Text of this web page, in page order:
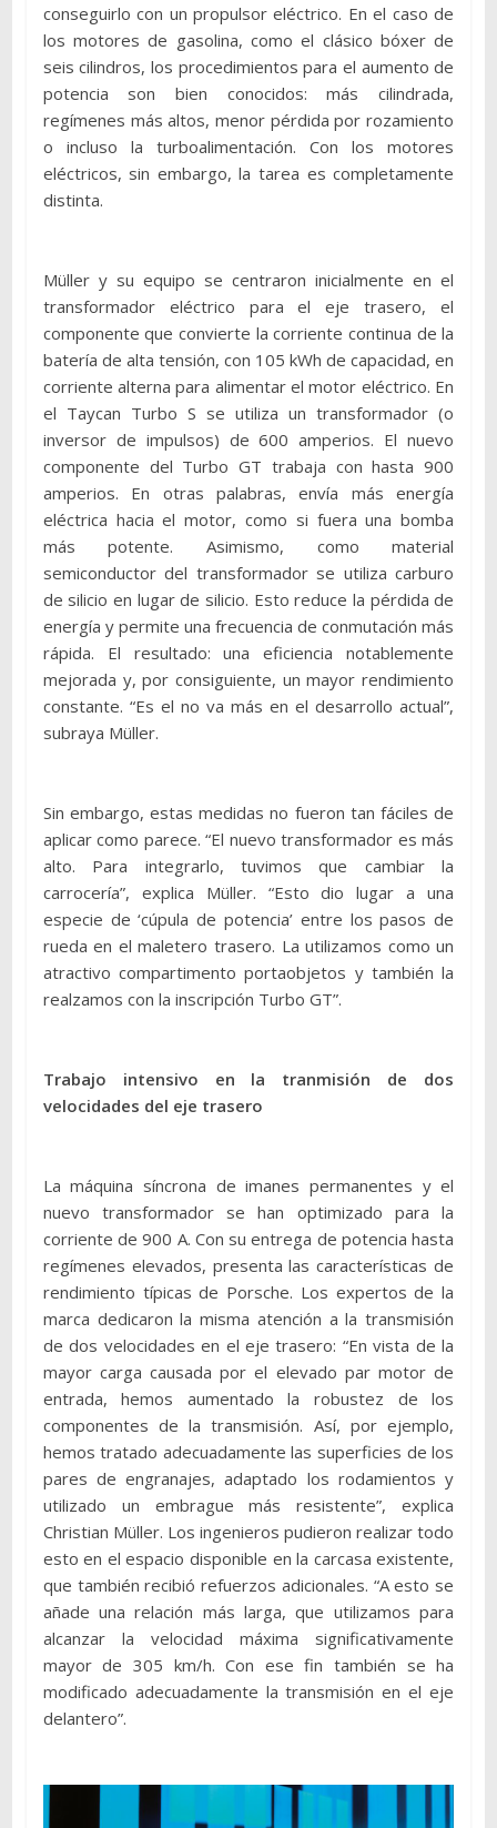
conseguirlo con un propulsor eléctrico. En el caso de
los motores de gasolina, como el clásico bóxer de
seis cilindros, los procedimientos para el aumento de
potencia son bien conocidos: más cilindrada,
regímenes más altos, menor pérdida por rozamiento
o incluso la turboalimentación. Con los motores
eléctricos, sin embargo, la tarea es completamente
distinta.
Müller y su equipo se centraron inicialmente en el
transformador eléctrico para el eje trasero, el
componente que convierte la corriente continua de la
batería de alta tensión, con 105 kWh de capacidad, en
corriente alterna para alimentar el motor eléctrico. En
el Taycan Turbo S se utiliza un transformador (o
inversor de impulsos) de 600 amperios. El nuevo
componente del Turbo GT trabaja con hasta 900
amperios. En otras palabras, envía más energía
eléctrica hacia el motor, como si fuera una bomba
más potente. Asimismo, como material
semiconductor del transformador se utiliza carburo
de silicio en lugar de silicio. Esto reduce la pérdida de
energía y permite una frecuencia de conmutación más
rápida. El resultado: una eficiencia notablemente
mejorada y, por consiguiente, un mayor rendimiento
constante. “Es el no va más en el desarrollo actual”,
subraya Müller.
Sin embargo, estas medidas no fueron tan fáciles de
aplicar como parece. “El nuevo transformador es más
alto. Para integrarlo, tuvimos que cambiar la
carrocería”, explica Müller. “Esto dio lugar a una
especie de ‘cúpula de potencia’ entre los pasos de
rueda en el maletero trasero. La utilizamos como un
atractivo compartimento portaobjetos y también la
realzamos con la inscripción Turbo GT”.
Trabajo intensivo en la tranmisión de dos
velocidades del eje trasero
La máquina síncrona de imanes permanentes y el
nuevo transformador se han optimizado para la
corriente de 900 A. Con su entrega de potencia hasta
regímenes elevados, presenta las características de
rendimiento típicas de Porsche. Los expertos de la
marca dedicaron la misma atención a la transmisión
de dos velocidades en el eje trasero: “En vista de la
mayor carga causada por el elevado par motor de
entrada, hemos aumentado la robustez de los
componentes de la transmisión. Así, por ejemplo,
hemos tratado adecuadamente las superficies de los
pares de engranajes, adaptado los rodamientos y
utilizado un embrague más resistente”, explica
Christian Müller. Los ingenieros pudieron realizar todo
esto en el espacio disponible en la carcasa existente,
que también recibió refuerzos adicionales. “A esto se
añade una relación más larga, que utilizamos para
alcanzar la velocidad máxima significativamente
mayor de 305 km/h. Con ese fin también se ha
modificado adecuadamente la transmisión en el eje
delantero”.